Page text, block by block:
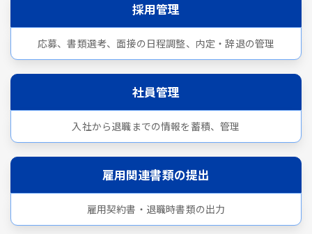
採用管理
応募、書類選考、面接の日程調整、内定・辞退の管理
社員管理
入社から退職までの情報を蓄積、管理
雇用関連書類の提出
雇用契約書・退職時書類の出力